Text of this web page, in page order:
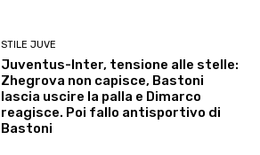
STILE JUVE
Juventus-Inter, tensione alle stelle:
Zhegrova non capisce, Bastoni
lascia uscire la palla e Dimarco
reagisce. Poi fallo antisportivo di
Bastoni